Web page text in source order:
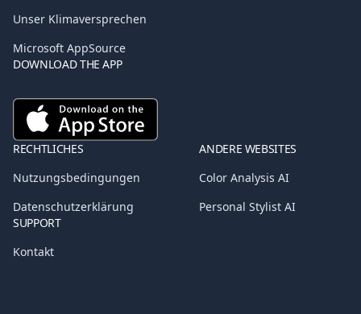
Unser Klimaversprechen
Microsoft AppSource
DOWNLOAD THE APP
RECHTLICHES
Nutzungsbedingungen
Datenschutzerklärung
ANDERE WEBSITES
Color Analysis AI
Personal Stylist AI
SUPPORT
Kontakt